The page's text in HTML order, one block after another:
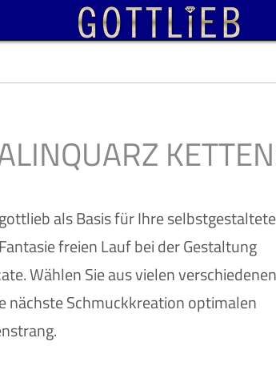
als Basis für Ihre
freien Lauf bei der Gestaltung
Wählen Sie aus vielen verschiedenen
nächste Schmuckkreation optimalen